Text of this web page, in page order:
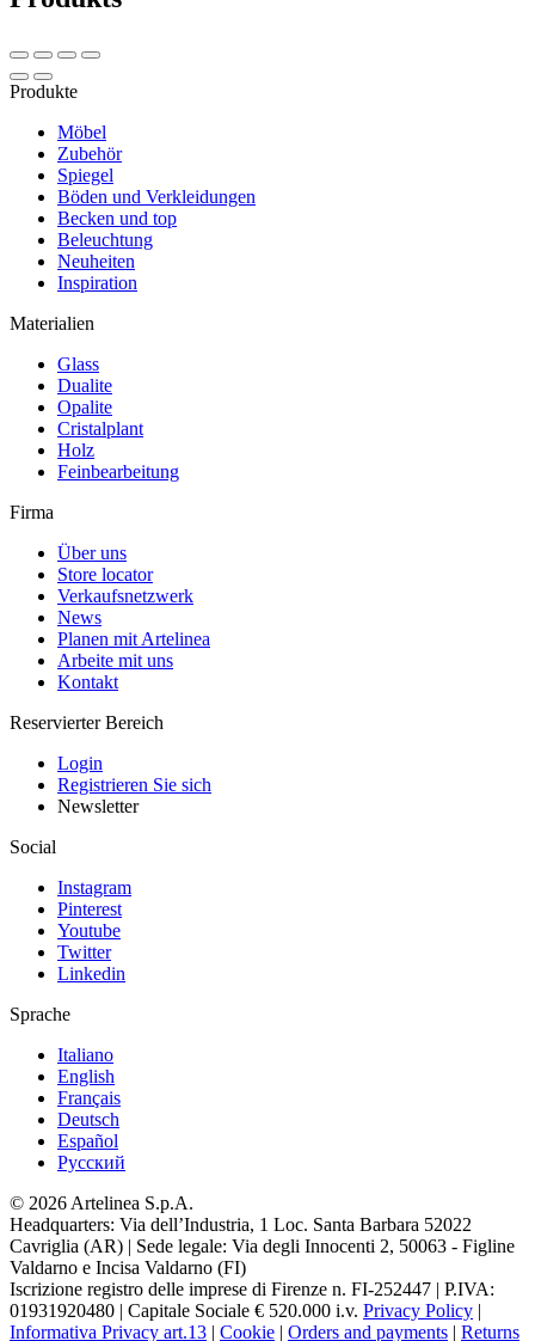
Produkte
Möbel
Zubehör
Spiegel
Böden und Verkleidungen
Becken und top
Beleuchtung
Neuheiten
Inspiration
Materialien
Glass
Dualite
Opalite
Cristalplant
Holz
Feinbearbeitung
Firma
Über uns
Store locator
Verkaufsnetzwerk
News
Planen mit Artelinea
Arbeite mit uns
Kontakt
Reservierter Bereich
Login
Registrieren Sie sich
Newsletter
Social
Instagram
Pinterest
Youtube
Twitter
Linkedin
Sprache
Italiano
English
Français
Deutsch
Español
Pусский
© 2026 Artelinea S.p.A.
Headquarters: Via dell’Industria, 1 Loc. Santa Barbara 52022
Cavriglia (AR) | Sede legale: Via degli Innocenti 2, 50063 - Figline
Valdarno e Incisa Valdarno (FI)
Iscrizione registro delle imprese di Firenze n. FI-252447 | P.IVA:
01931920480 | Capitale Sociale € 520.000 i.v. Privacy Policy |
Informativa Privacy art.13 | Cookie | Orders and payments | Returns